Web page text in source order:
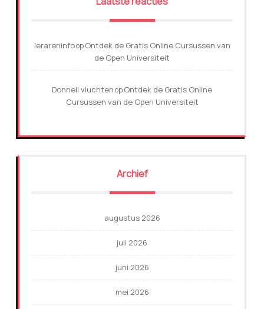
lerareninfoopOntdek de Gratis Online Cursussen van
de Open Universiteit
Donnell vluchtenopOntdek de Gratis Online
Cursussen van de Open Universiteit
Archief
augustus 2026
juli 2026
juni 2026
mei 2026